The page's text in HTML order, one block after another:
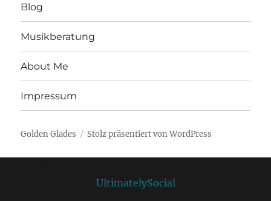
Blog
Musikberatung
About Me
Impressum
Golden Glades Stolz präsentiert von WordPress
UltimatelySocial